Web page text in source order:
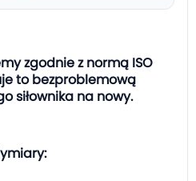
zgodnie z normą ISO
to bezproblemową
siłownika na nowy.